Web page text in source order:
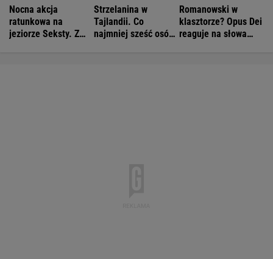
Nocna akcja
ratunkowa na
jeziorze Seksty. Z
Strzelanina w
Tajlandii. Co
najmniej sześć osób
Romanowski w
klasztorze? Opus Dei
reaguje na słowa